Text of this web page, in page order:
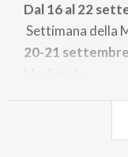
Dal 16 al 22
Settimana della
20-21
Terrafiume | Le
5 ottobre -